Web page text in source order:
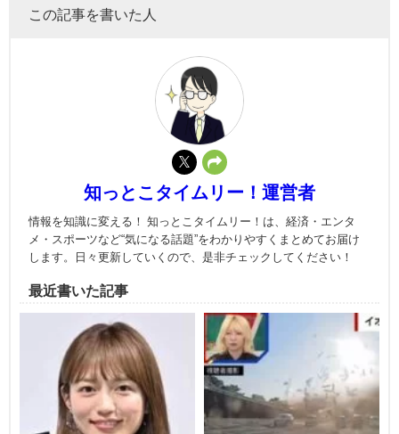
この記事を書いた人
知っとこタイムリー！運営者
情報を知識に変える！ 知っとこタイムリー！は、経済・エンタ
メ・スポーツなど“気になる話題”をわかりやすくまとめてお届け
します。日々更新していくので、是非チェックしてください！
最近書いた記事